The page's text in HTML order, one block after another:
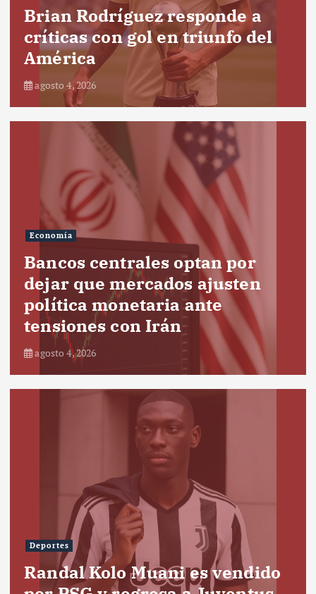
Brian Rodríguez responde a
críticas con gol en triunfo del
América
agosto 4, 2026
Economía
Bancos centrales optan por
dejar que mercados ajusten
política monetaria ante
tensiones con Irán
agosto 4, 2026
Deportes
Randal Kolo Muani es vendido